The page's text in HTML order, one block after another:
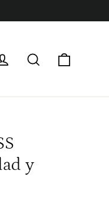
Iniciar sesión
Buscar
y